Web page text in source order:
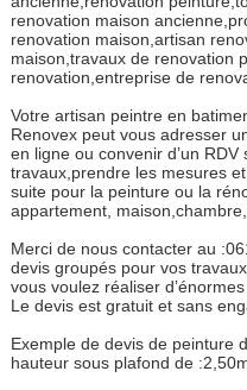
renovation maison
renovation maison,artisan
maison,travaux de renovation
renovation,entreprise de
Votre artisan peintre en
Renovex peut vous adresser
en ligne ou convenir d’un
travaux,prendre les mesures
suite pour la peinture ou la
appartement,
Merci de nous contacter au
devis groupés pour vos
vous voulez réaliser
Le devis est gratuit et sans
Exemple de devis de peinture
hauteur sous plafond de